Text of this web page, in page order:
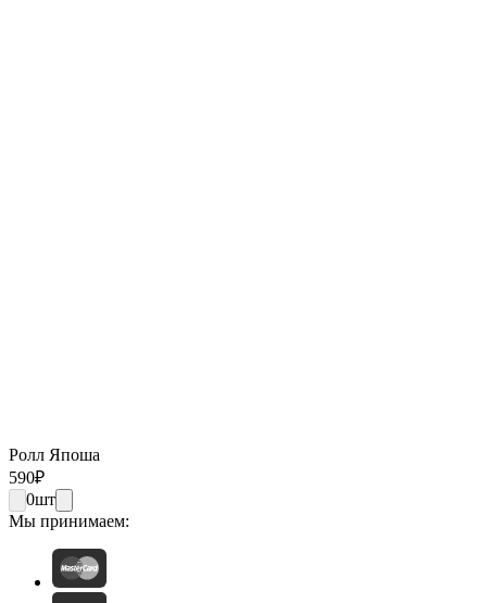
Ролл Япоша
590₽
0шт
Мы принимаем: